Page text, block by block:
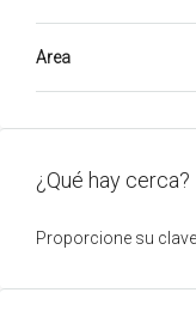
Area
¿Qué hay cerca?
Proporcione su clave